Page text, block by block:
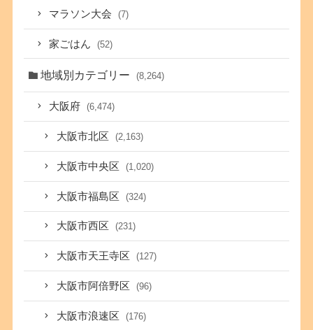
マラソン大会 (7)
家ごはん (52)
地域別カテゴリー (8,264)
大阪府 (6,474)
大阪市北区 (2,163)
大阪市中央区 (1,020)
大阪市福島区 (324)
大阪市西区 (231)
大阪市天王寺区 (127)
大阪市阿倍野区 (96)
大阪市浪速区 (176)